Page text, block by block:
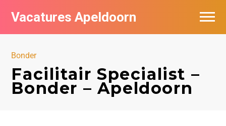
Vacatures Apeldoorn
Bonder
Facilitair Specialist –
Bonder – Apeldoorn
Vacatures per bedrijf
Nieuwsbrief feed